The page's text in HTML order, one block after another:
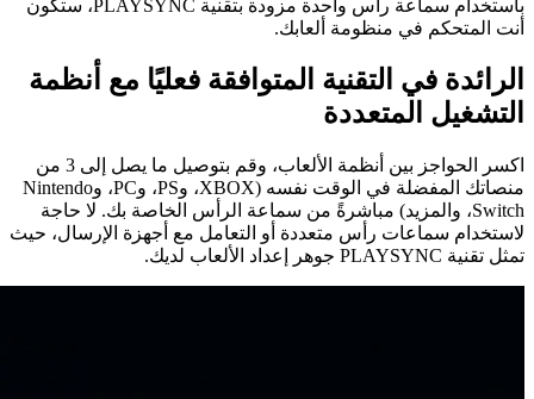
باستخدام سماعة رأس واحدة مزودة بتقنية PLAYSYNC، ستكون
أنت المتحكم في منظومة ألعابك.
الرائدة في التقنية المتوافقة فعليًا مع أنظمة
التشغيل المتعددة
اكسر الحواجز بين أنظمة الألعاب، وقم بتوصيل ما يصل إلى 3 من
منصاتك المفضلة في الوقت نفسه (XBOX، وPS، وPC، وNintendo
Switch، والمزيد) مباشرةً من سماعة الرأس الخاصة بك. لا حاجة
لاستخدام سماعات رأس متعددة أو التعامل مع أجهزة الإرسال، حيث
تمثل تقنية PLAYSYNC جوهر إعداد الألعاب لديك.